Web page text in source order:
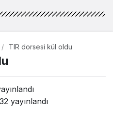
TIR dorsesi kül oldu
yayınlandı